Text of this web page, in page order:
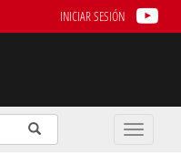
INICIAR SESIÓN
Enviar
Buscar
Toggle